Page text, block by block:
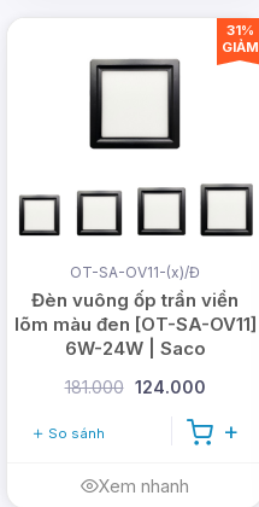
OT-SA-OV11-(x)/Đ
Đèn vuông ốp trần viền
lõm màu đen [OT-SA-OV11]
6W-24W | Saco
181.000 124.000
So sánh
Xem nhanh
31%
GIẢM